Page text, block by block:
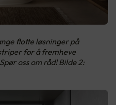
flotte løsninger på
for å fremheve
oss om råd! Bilde 2: